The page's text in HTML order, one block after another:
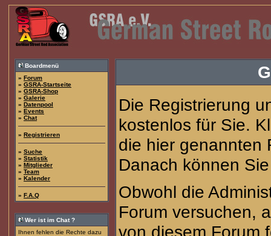
Boardmenü
» Forum
» GSRA-Startseite
» GSRA-Shop
» Galerie
» Datenpool
» Events
» Chat
» Registrieren
» Suche
» Statistik
» Mitglieder
» Team
» Kalender
» F.A.Q
Wer ist im Chat ?
Ihnen fehlen die Rechte dazu
Die Registrierung
kostenlos für Sie.
die hier genannten
Danach können
Obwohl die
Forum versuchen,
von diesem Forum